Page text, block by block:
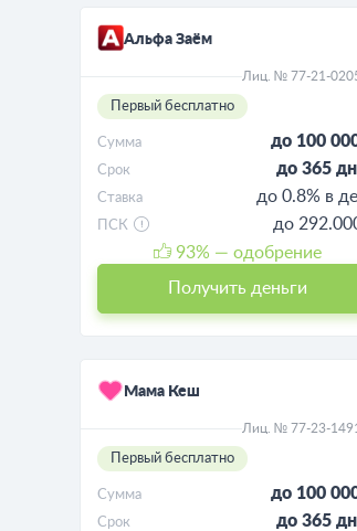
Альфа Заём
Лиц. № 77-21-
Первый бесплатно
Сумма до 100
Срок до 365
Ставка до 0.8% в
ПСК
до
93% — одобрение
Получить деньги
Мама Кеш
Лиц. № 77-23-
Первый бесплатно
Сумма до 100
Срок до 365